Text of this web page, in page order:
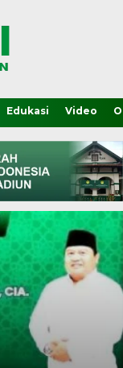
Edukasi Video